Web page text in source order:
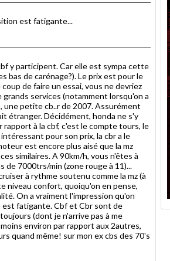
est fatigante...
y participent. Car elle est sympa cette
de carénage?). Le prix est pour le
de faire un essai, vous ne devriez
services (notamment lorsqu'on a
une petite cb..r de 2007. Assurément
étranger. Décidément, honda ne s'y
à la cbf, c'est le compte tours, le
pour son prix, la cbr a le
est encore plus aisé que la mz
similaires. A 90km/h, vous n'êtes à
7000trs/min (zone rouge à 11)...
à rythme soutenu comme la mz (à
niveau confort, quoiqu'on en pense,
On a vraiment l'impression qu'on
est fatigante. Cbf et Cbr sont de
(dont je n'arrive pas à me
environ par rapport aux 2autres,
quand même! sur mon ex cbs des 70's